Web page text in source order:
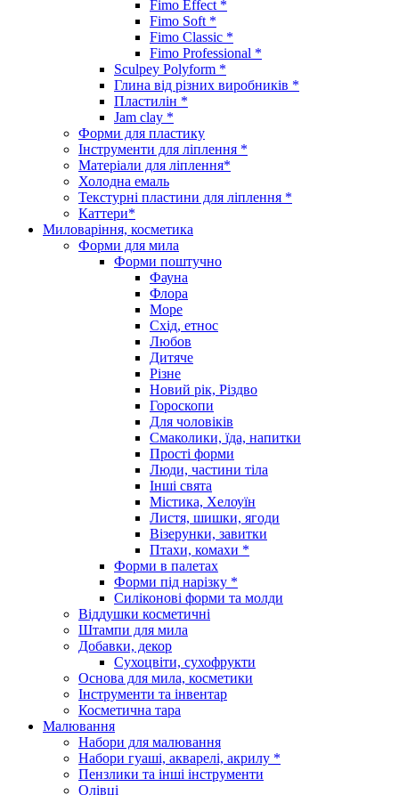
Fimo Effect *
Fimo Soft *
Fimo Classic *
Fimo Professional *
Sculpey Polyform *
Глина від різних виробників *
Пластилін *
Jam clay *
Форми для пластику
Інструменти для ліплення *
Матеріали для ліплення*
Холодна емаль
Текстурні пластини для ліплення *
Каттери*
Миловаріння, косметика
Форми для мила
Форми поштучно
Фауна
Флора
Море
Схід, етнос
Любов
Дитяче
Різне
Новий рік, Різдво
Гороскопи
Для чоловіків
Смаколики, їда, напитки
Прості форми
Люди, частини тіла
Інші свята
Містика, Хелоуїн
Листя, шишки, ягоди
Візерунки, завитки
Птахи, комахи *
Форми в палетах
Форми під нарізку *
Силіконові форми та молди
Віддушки косметичні
Штампи для мила
Добавки, декор
Сухоцвіти, сухофрукти
Основа для мила, косметики
Інструменти та інвентар
Косметична тара
Малювання
Набори для малювання
Набори гуаші, акварелі, акрилу *
Пензлики та інші інструменти
Олівці